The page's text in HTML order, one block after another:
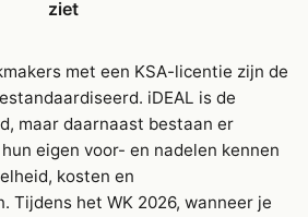
ziet
met een KSA-licentie zijn de
iDEAL is de
maar daarnaast bestaan er
eigen voor- en nadelen kennen
kosten en
Tijdens het WK 2026, wanneer je